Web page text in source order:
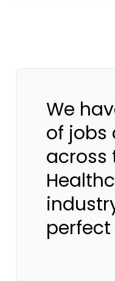
We
of jobs
across
perfect